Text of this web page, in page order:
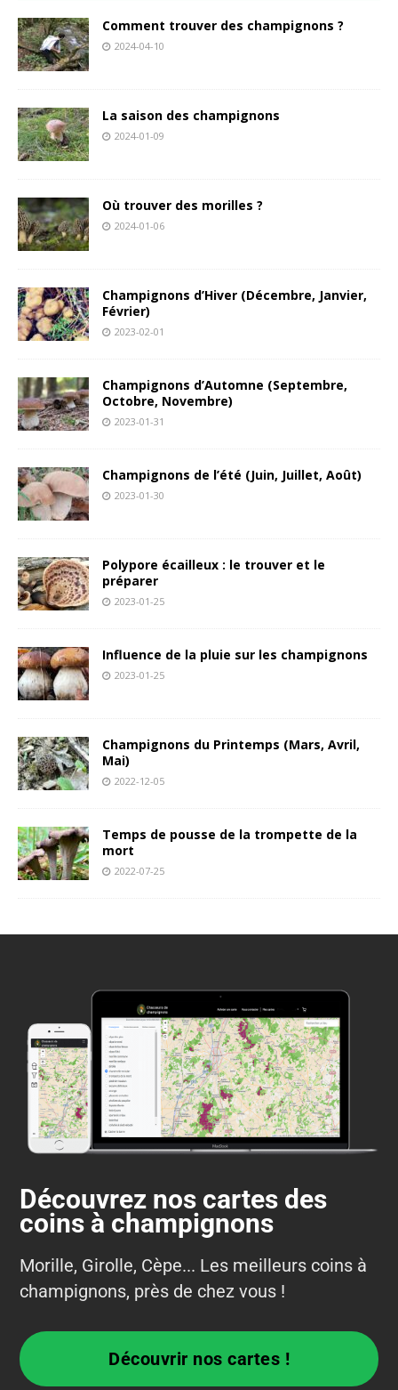
Comment trouver des champignons ?
2024-04-10
La saison des champignons
2024-01-09
Où trouver des morilles ?
2024-01-06
Champignons d’Hiver (Décembre, Janvier,
Février)
2023-02-01
Champignons d’Automne (Septembre,
Octobre, Novembre)
2023-01-31
Champignons de l’été (Juin, Juillet, Août)
2023-01-30
Polypore écailleux : le trouver et le
préparer
2023-01-25
Influence de la pluie sur les champignons
2023-01-25
Champignons du Printemps (Mars, Avril,
Mai)
2022-12-05
Temps de pousse de la trompette de la
mort
2022-07-25
Découvrez nos cartes des
coins à champignons
Morille, Girolle, Cèpe... Les meilleurs coins à
champignons, près de chez vous !
Découvrir nos cartes !